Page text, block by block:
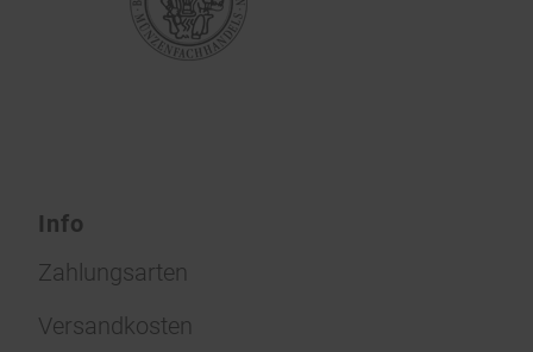
Info
Zahlungsarten
Versandkosten